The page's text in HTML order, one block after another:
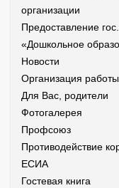
организации
Предоставление
«Дошкольное
Новости
Организация
Для Вас, родители
Фотогалерея
Профсоюз
Противодействие
ЕСИА
Гостевая книга